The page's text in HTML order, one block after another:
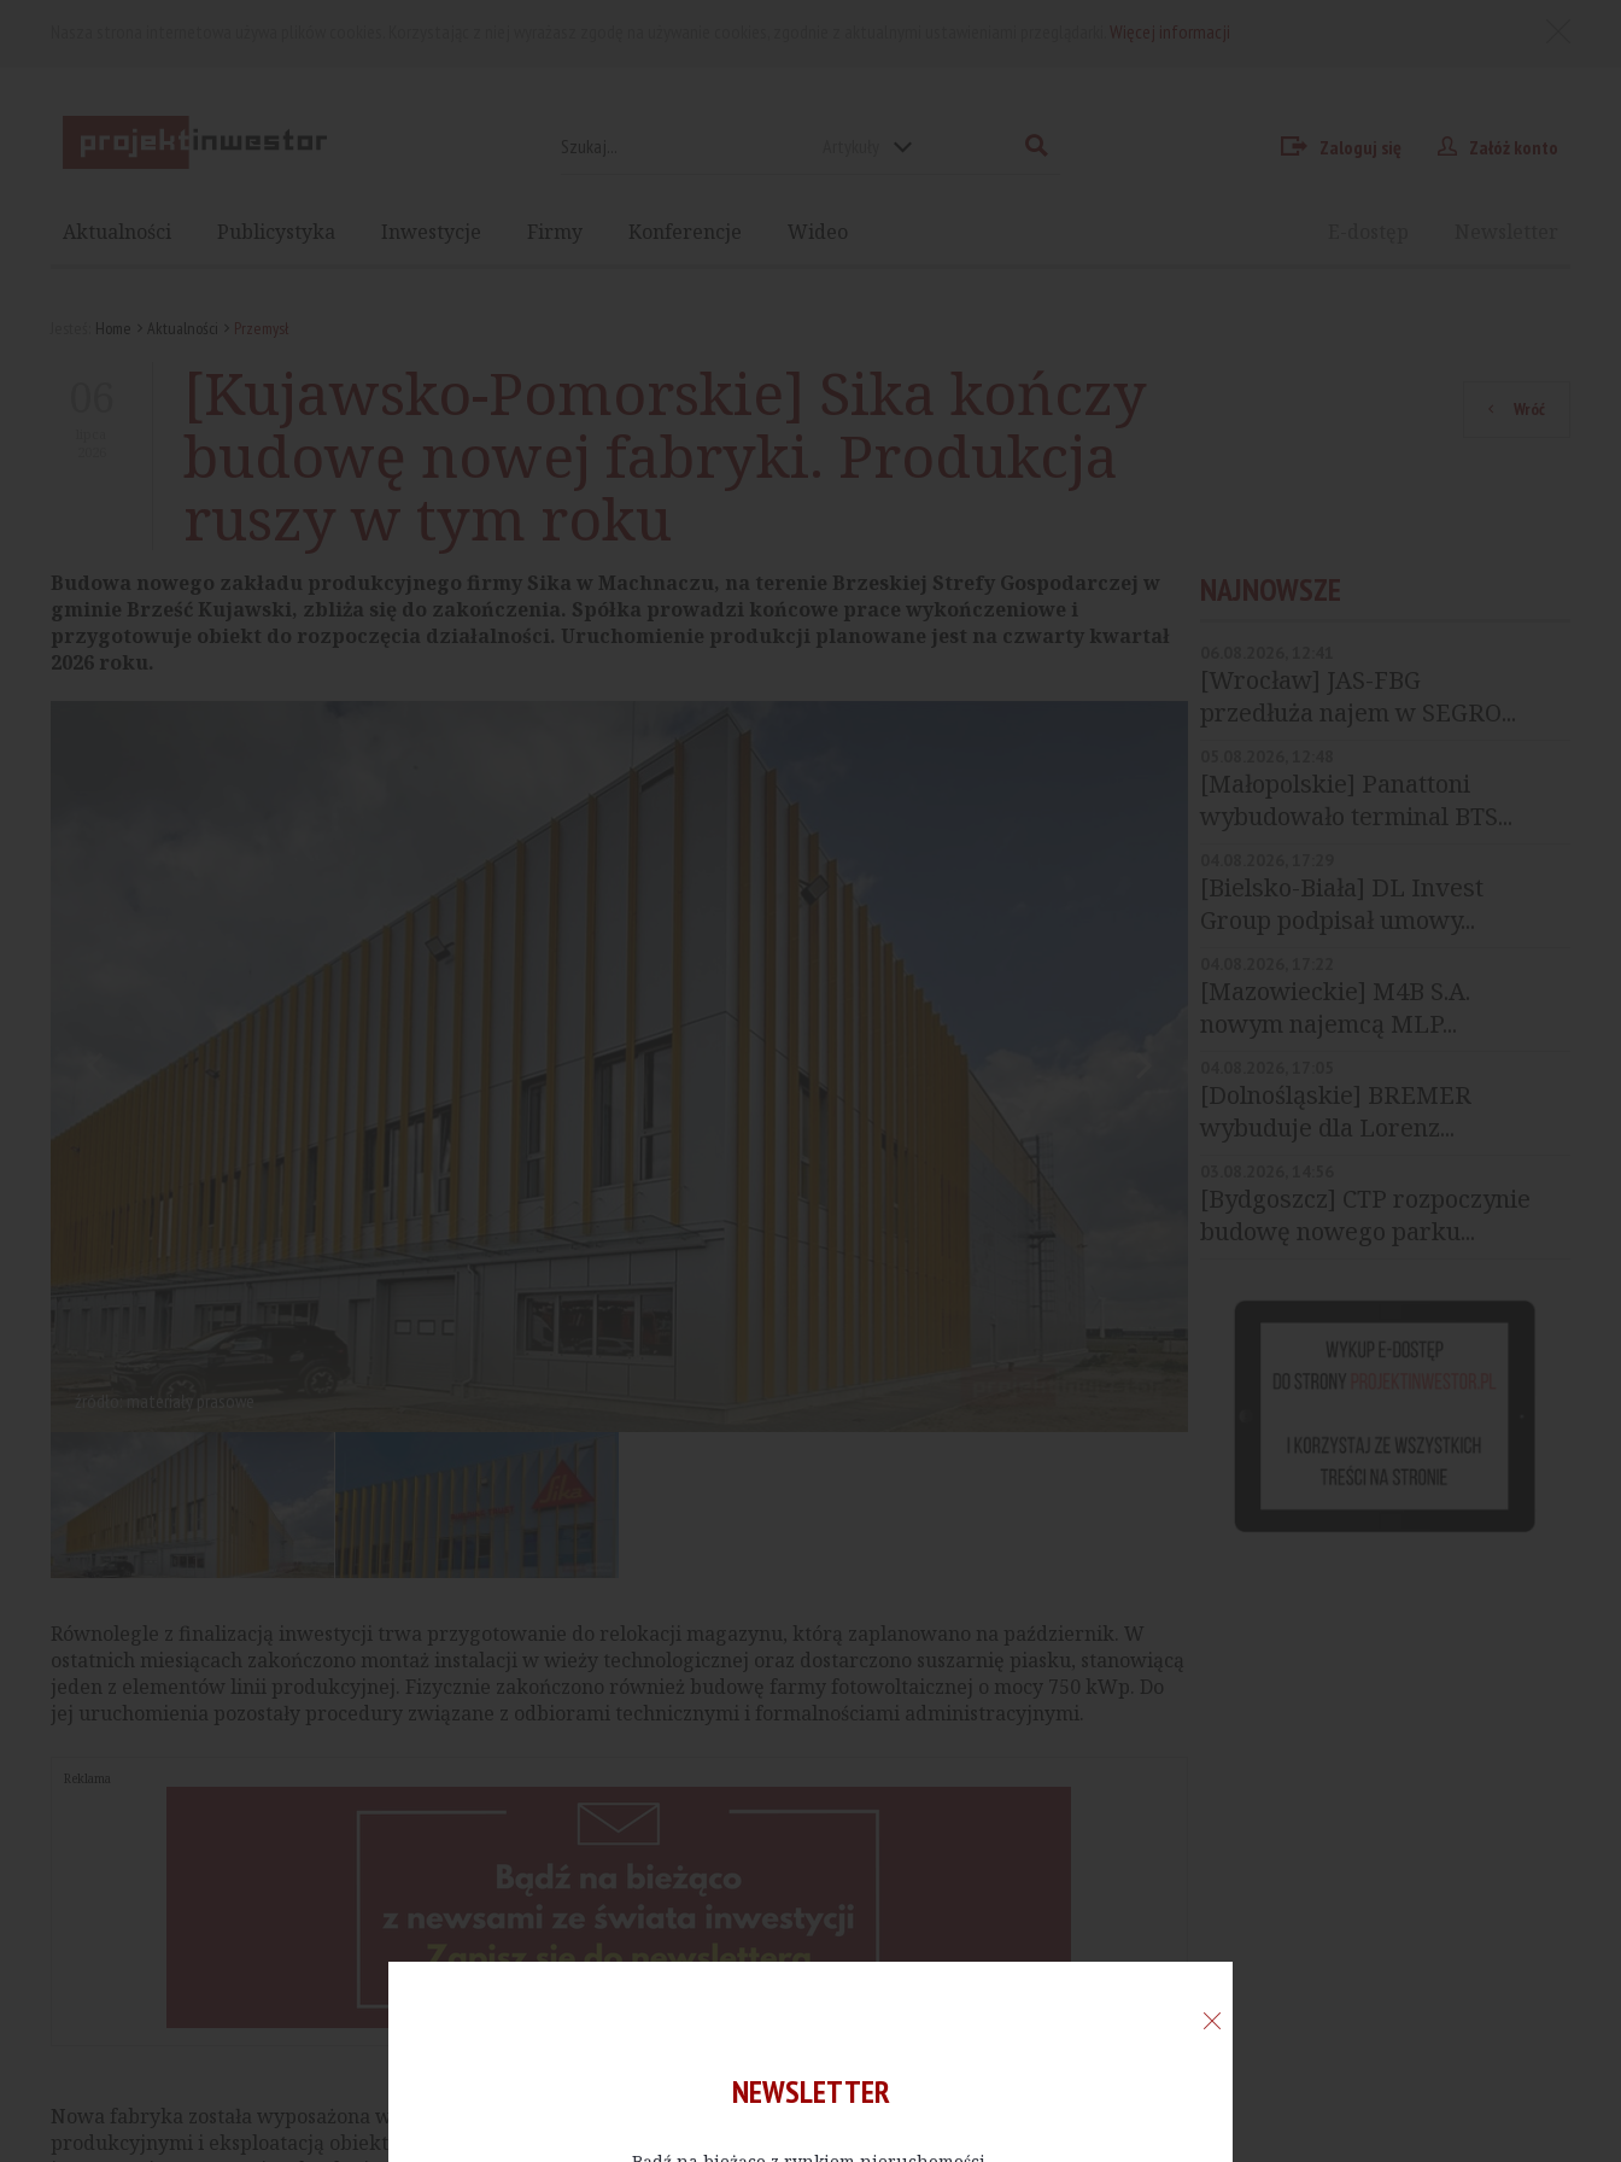
Zaloguj się Załóż konto
Aktualności Publicystyka Inwestycje Firmy Konferencje Wideo
Home Aktualności Przemysł
[Kujawsko-Pomorskie] Sika kończy
budowę nowej fabryki. Produkcja
ruszy w tym roku
Wróć
Budowa nowego zakładu produkcyjnego firmy Sika w Machnaczu, na terenie Brzeskiej Strefy Gospodarczej w
gminie Brześć Kujawski, zbliża się do zakończenia. Spółka prowadzi końcowe prace wykończeniowe i
przygotowuje obiekt do rozpoczęcia działalności. Uruchomienie produkcji planowane jest na czwarty kwartał
2026 roku.
Równolegle z finalizacją inwestycji trwa przygotowanie do relokacji magazynu, którą zaplanowano na październik. W
ostatnich miesiącach zakończono montaż instalacji w wieży technologicznej oraz dostarczono suszarnię piasku, stanowiącą
jeden z elementów linii produkcyjnej. Fizycznie zakończono również budowę farmy fotowoltaicznej o mocy 750 kWp. Do
jej uruchomienia pozostały procedury związane z odbiorami technicznymi i formalnościami administracyjnymi.
Reklama
Nowa fabryka została wyposażona w systemy automatyki przemysłowej wspierające zarządzanie procesami
produkcyjnymi i eksploatacją obiektu. Produkcja będzie nadzorowana przez system SCADA, umożliwiający monitorowanie
NAJNOWSZE
[Wrocław] JAS-FBG
przedłuża najem w SEGRO...
[Małopolskie] Panattoni
wybudowało terminal BTS...
[Bielsko-Biała] DL Invest
Group podpisał umowy...
[Mazowieckie] M4B S.A.
nowym najemcą MLP...
[Dolnośląskie] BREMER
wybuduje dla Lorenz...
[Bydgoszcz] CTP rozpoczynie
budowę nowego parku...
NEWSLETTER